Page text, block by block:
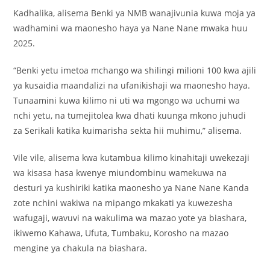
Kadhalika, alisema Benki ya NMB wanajivunia kuwa moja ya
wadhamini wa maonesho haya ya Nane Nane mwaka huu
2025.
“Benki yetu imetoa mchango wa shilingi milioni 100 kwa ajili
ya kusaidia maandalizi na ufanikishaji wa maonesho haya.
Tunaamini kuwa kilimo ni uti wa mgongo wa uchumi wa
nchi yetu, na tumejitolea kwa dhati kuunga mkono juhudi
za Serikali katika kuimarisha sekta hii muhimu,” alisema.
Vile vile, alisema kwa kutambua kilimo kinahitaji uwekezaji
wa kisasa hasa kwenye miundombinu wamekuwa na
desturi ya kushiriki katika maonesho ya Nane Nane Kanda
zote nchini wakiwa na mipango mkakati ya kuwezesha
wafugaji, wavuvi na wakulima wa mazao yote ya biashara,
ikiwemo Kahawa, Ufuta, Tumbaku, Korosho na mazao
mengine ya chakula na biashara.